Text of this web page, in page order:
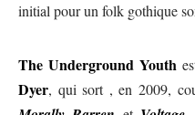
initial pour un folk gothique
The Underground Youth
Dyer, qui sort , en 2009,